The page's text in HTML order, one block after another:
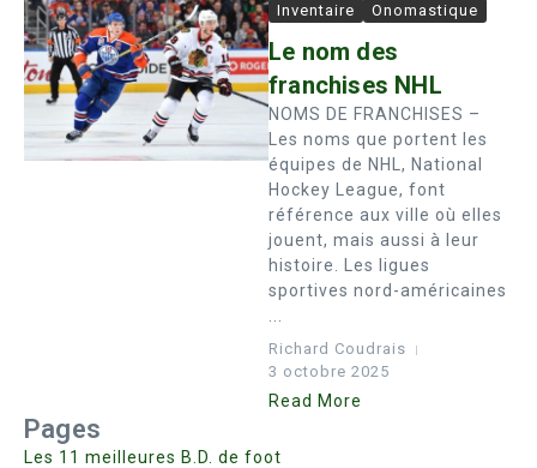
Inventaire Onomastique
Le nom des
franchises NHL
NOMS DE FRANCHISES –
Les noms que portent les
équipes de NHL, National
Hockey League, font
référence aux ville où elles
jouent, mais aussi à leur
histoire. Les ligues
sportives nord-américaines
Richard Coudrais
3 octobre 2025
Read More
Pages
Les 11 meilleures B.D. de foot